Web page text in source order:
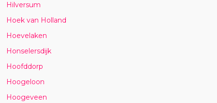
Hilversum
Hoek van Holland
Hoevelaken
Honselersdijk
Hoofddorp
Hoogeloon
Hoogeveen